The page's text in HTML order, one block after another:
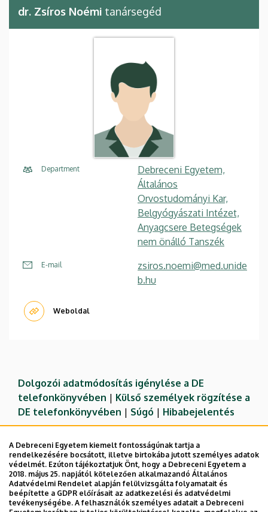
dr. Zsíros Noémi tanársegéd
Department
Debreceni Egyetem,
Általános
Orvostudományi Kar,
Belgyógyászati Intézet,
Anyagcsere Betegségek
nem önálló Tanszék
E-mail
zsiros.noemi@med.unide
b.hu
Weboldal
Dolgozói adatmódosítás igénylése a DE
telefonkönyvében | Külső személyek rögzítése a
DE telefonkönyvében | Súgó | Hibabejelentés
A Debreceni Egyetem kiemelt fontosságúnak tartja a
rendelkezésére bocsátott, illetve birtokába jutott személyes adatok
védelmét. Ezúton tájékoztatjuk Önt, hogy a Debreceni Egyetem a
2018. május 25. napjától kötelezően alkalmazandó Általános
Adatvédelmi Rendelet alapján felülvizsgálta folyamatait és
beépítette a GDPR előírásait az adatkezelési és adatvédelmi
tevékenységébe. A felhasználók személyes adatait a Debreceni